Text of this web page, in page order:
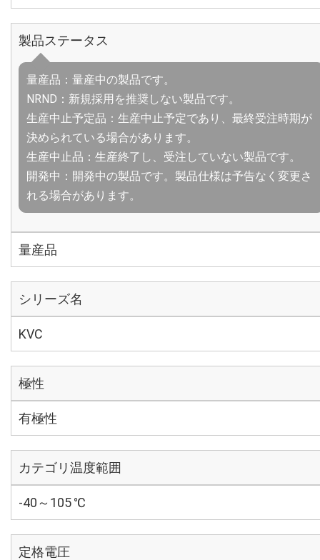
製品ステータス
量産品：量産中の製品です。
NRND：新規採用を推奨しない製品です。
生産中止予定品：生産中止予定であり、最終受注時期が
決められている場合があります。
生産中止品：生産終了し、受注していない製品です。
開発中：開発中の製品です。製品仕様は予告なく変更さ
れる場合があります。
量産品
シリーズ名
KVC
極性
有極性
カテゴリ温度範囲
-40～105 ℃
定格電圧